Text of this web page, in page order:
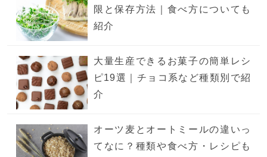
限と保存方法｜食べ方についても
紹介
大量生産できるお菓子の簡単レシ
ピ19選｜チョコ系など種類別で紹
介
オーツ麦とオートミールの違いっ
てなに？種類や食べ方・レシピも